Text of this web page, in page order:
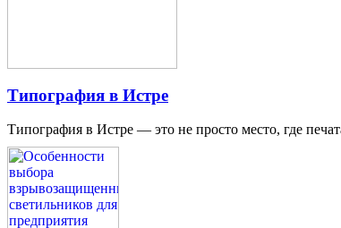
Типография в Истре
Типография в Истре — это не просто место, где